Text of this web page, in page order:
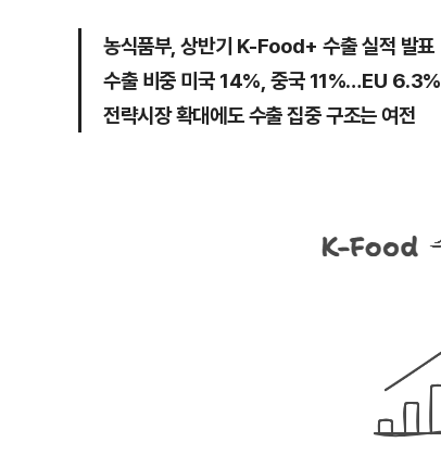
농식품부, 상반기 K-Food+ 수출 실적 발표
수출 비중 미국 14%, 중국 11%…EU 6.3%
전략시장 확대에도 수출 집중 구조는 여전